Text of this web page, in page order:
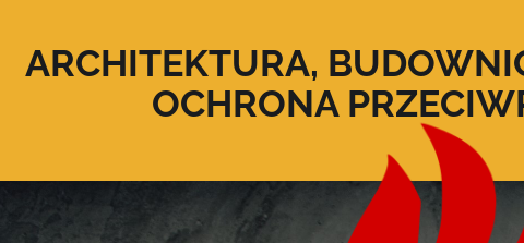
ARCHITEKTURA,
OCHRONA